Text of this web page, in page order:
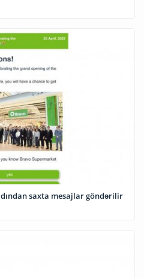
saxta mesajlar göndərilir